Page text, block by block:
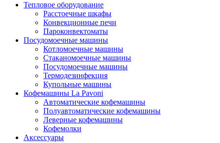
Тепловое оборудование
Расстоечные шкафы
Конвекционные печи
Пароконвектоматы
Посудомоечные машины
Котломоечные машины
Стаканомоечные машины
Посудомоечные машины
Термодезинфекция
Купольные машины
Кофемашины La Pavoni
Автоматические кофемашины
Полуавтоматические кофемашины
Леверные кофемашины
Кофемолки
Аксессуары